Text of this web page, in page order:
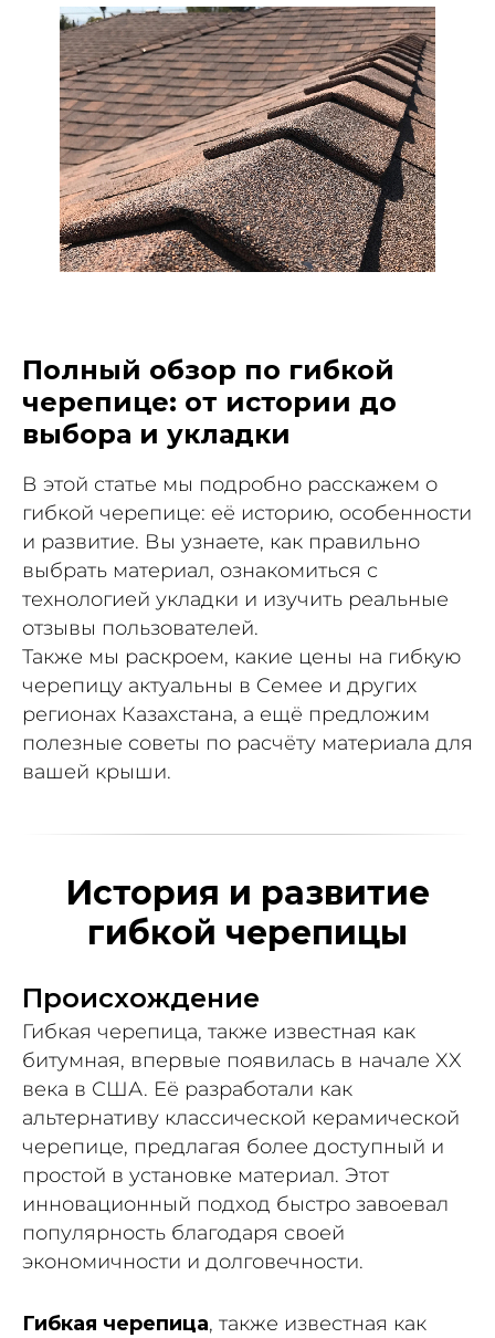
Полный обзор по гибкой
черепице: от истории до
выбора и укладки
В этой статье мы подробно расскажем о
гибкой черепице: её историю, особенности
и развитие. Вы узнаете, как правильно
выбрать материал, ознакомиться с
технологией укладки и изучить реальные
отзывы пользователей.
Также мы раскроем, какие цены на гибкую
черепицу актуальны в Cемее и других
регионах Казахстана, а ещё предложим
полезные советы по расчёту материала для
вашей крыши.
История и развитие
гибкой черепицы
Происхождение
Гибкая черепица, также известная как
битумная, впервые появилась в начале XX
века в США. Её разработали как
альтернативу классической керамической
черепице, предлагая более доступный и
простой в установке материал. Этот
инновационный подход быстро завоевал
популярность благодаря своей
экономичности и долговечности.
Гибкая черепица, также известная как